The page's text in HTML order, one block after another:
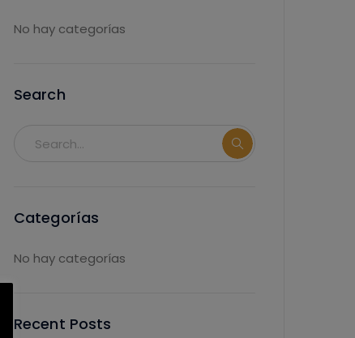
No hay categorías
Search
Categorías
No hay categorías
Recent Posts